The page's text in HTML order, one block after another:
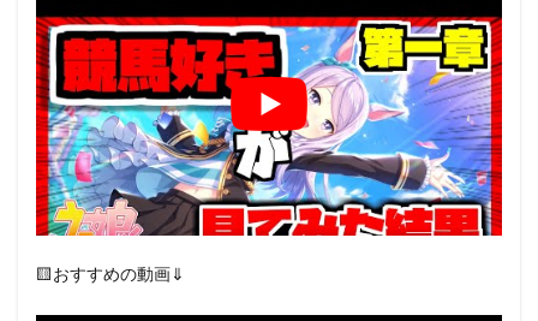
🟨おすすめの動画⇓